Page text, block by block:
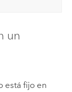
un
está fijo en